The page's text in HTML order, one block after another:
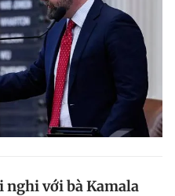
nghi với bà Kamala